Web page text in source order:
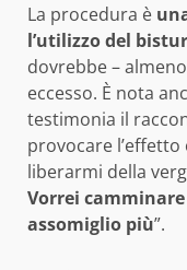
La procedura è
l’utilizzo del
dovrebbe –
eccesso. È nota
testimonia il
provocare
liberarmi della
Vorrei
assomiglio più”.